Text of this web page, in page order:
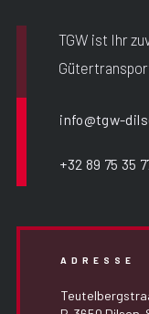
TGW ist Ihr
info@tgw-
+32 89 75 35
ADRESSE